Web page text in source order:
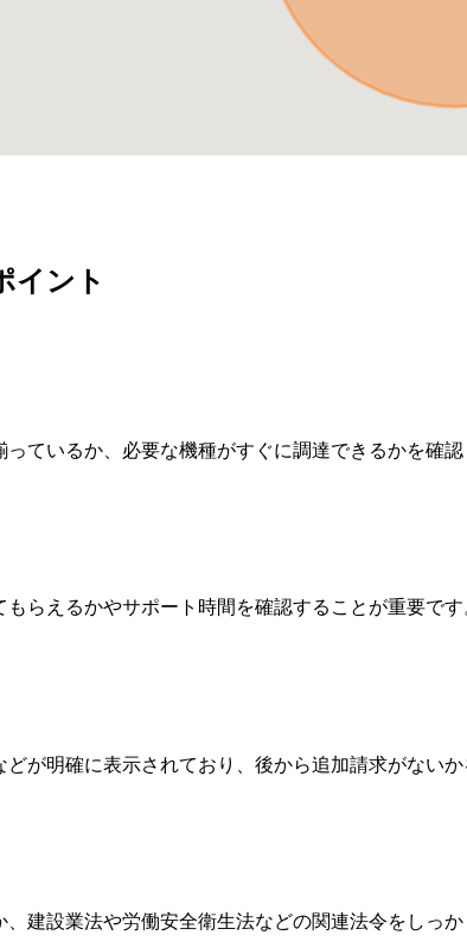
イント
ているか、必要な機種がすぐに調達できるかを確認
らえるかやサポート時間を確認することが重要です
が明確に表示されており、後から追加請求がないか
建設業法や労働安全衛生法などの関連法令をしっか